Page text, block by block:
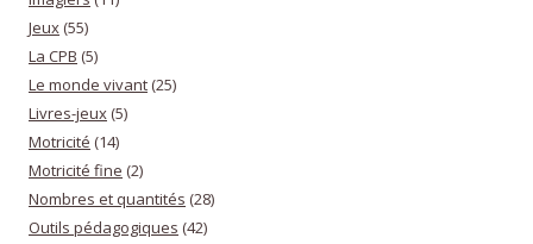
Jeux (55)
La CPB (5)
Le monde vivant (25)
Livres-jeux (5)
Motricité (14)
Motricité fine (2)
Nombres et quantités (28)
Outils pédagogiques (42)